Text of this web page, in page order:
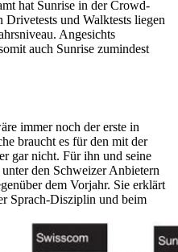
hat Sunrise in der Crowd-
und Walktests liegen
Angesichts
auch Sunrise zumindest
immer noch der erste in
braucht es für den mit der
gar nicht. Für ihn und seine
den Schweizer Anbietern
dem Vorjahr. Sie erklärt
Sprach-Disziplin und beim